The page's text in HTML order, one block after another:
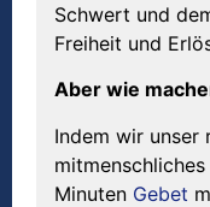
Schwert und
Freiheit und
Aber wie
Indem wir unser
Minuten Gebet